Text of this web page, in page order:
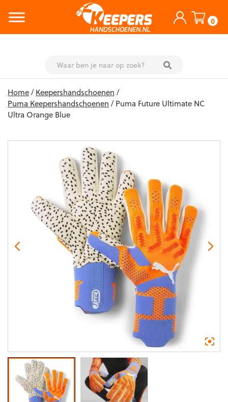
0
content
Home/Keepershandschoenen /
Puma Keepershandschoenen / Puma Future Ultimate NC
Ultra Orange Blue